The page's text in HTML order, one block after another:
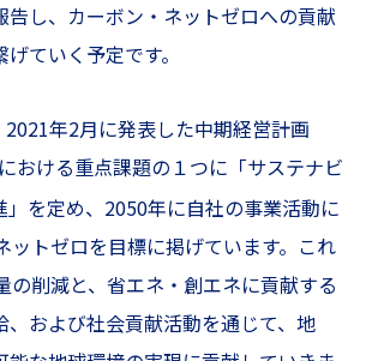
告し、カーボン・ネットゼロへの貢献
ていく予定です。
2021年2月に発表した中期経営計画
おける重点課題の１つに「サステナビ
」を定め、2050年に自社の事業活動に
ットゼロを目標に掲げています。これ
の削減と、省エネ・創エネに貢献する
、および社会貢献活動を通じて、地